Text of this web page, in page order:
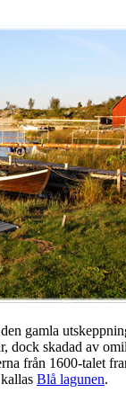
gamla
dock skadad av
från 1600-talet
Blå lagunen.